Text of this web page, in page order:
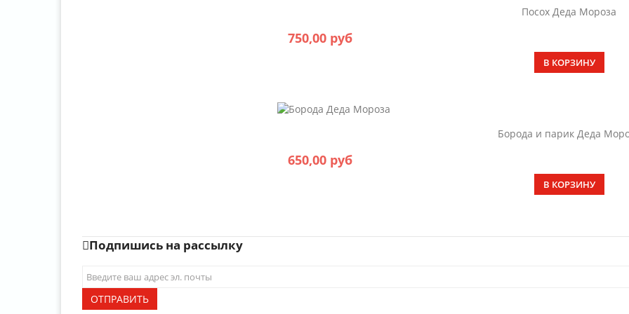
Посох Деда Мороза
750,00 руб
В КОРЗИНУ
Борода и парик Деда
650,00 руб
В КОРЗИНУ
Подпишись на рассылку
ОТПРАВИТЬ